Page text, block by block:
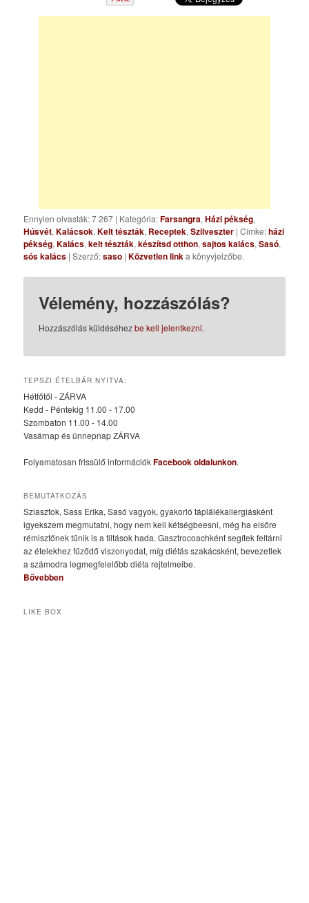
Ennyien olvasták: 7 267 | Kategória:Farsangra,Házi pékség,
Húsvét,Kalácsok,Kelt tészták, Receptek,Szilveszter | Címke:házi
pékség,Kalács,kelt tészták,készítsd otthon,sajtos kalács,Sasó,
sós kalács | Szerző:saso |Közvetlen linka könyvjelzőbe.
Vélemény, hozzászólás?
Hozzászólás küldéséhezbe kell jelentkezni.
TEPSZI ÉTELBÁR NYITVA:
Hétfőtől - ZÁRVA
Kedd - Péntekig 11.00 - 17.00
Szombaton 11.00 - 14.00
Vasárnap és ünnepnap ZÁRVA
Folyamatosan frissülő információkFacebook oldalunkon.
BEMUTATKOZÁS
Sziasztok, Sass Erika, Sasó vagyok, gyakorló táplálékallergiásként
igyekszem megmutatni, hogy nem kell kétségbeesni, még ha elsőre
rémisztőnek tűnik is a tiltások hada. Gasztrocoachként segítek feltárni
az ételekhez fűződő viszonyodat, míg diétás szakácsként, bevezetlek
a számodra legmegfelelőbb diéta rejtelmeibe.
Bővebben
LIKE BOX